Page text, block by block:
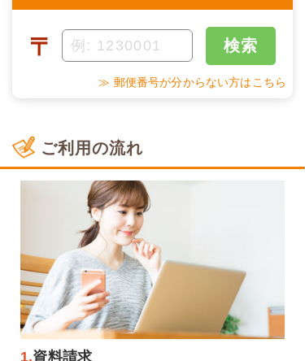
〒 検索
≫ 郵便番号が分からない方はこちら
ご利用の流れ
1.資料請求